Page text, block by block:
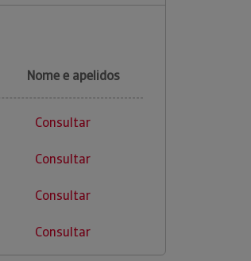
Nome e apelidos
Consultar
Consultar
Consultar
Consultar